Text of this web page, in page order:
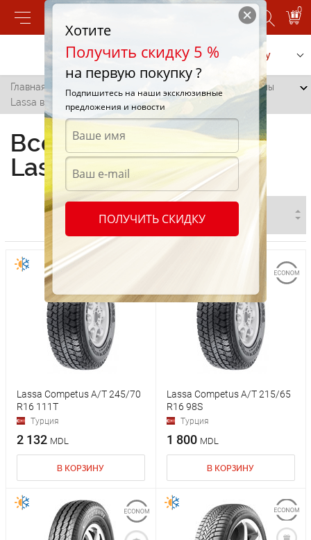
0
Позвонить Заказать услугу
Главная /
Всесезонные шины
Lassa в Липканах
Всесезонные шины
Lassa в Липканах
Lassa Competus A/T 245/70
R16 111T
Турция
2 132 MDL
В КОРЗИНУ
Lassa Competus A/T 215/65
R16 98S
Турция
1 800 MDL
В КОРЗИНУ
Хотите
Получить скидку 5 %
на первую покупку ?
Подпишитесь на наши эксклюзивные
предложения и новости
ПОЛУЧИТЬ СКИДКУ